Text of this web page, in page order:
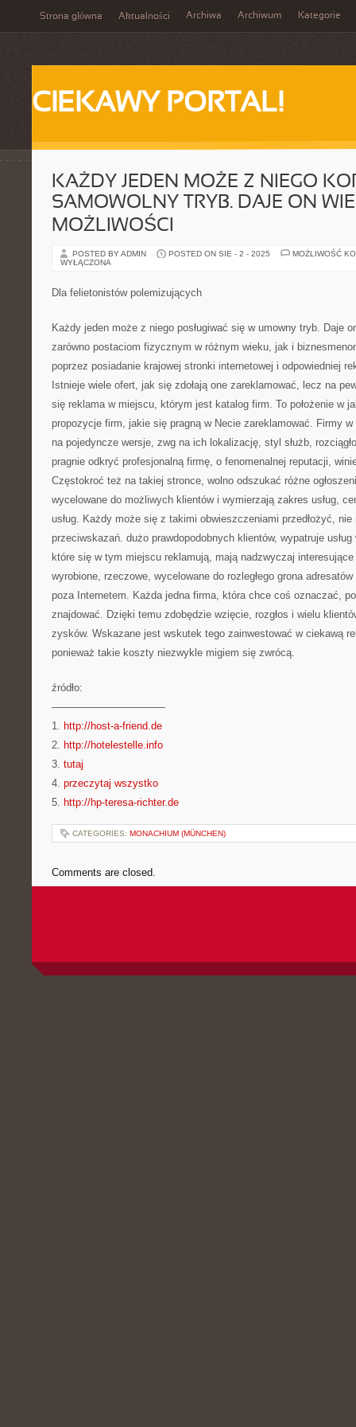
Strona główna Aktualności Archiwa Archiwum Kategorie
CIEKAWY PORTAL!
KAŻDY JEDEN MOŻE Z NIEGO
SAMOWOLNY TRYB. DAJE ON
MOŻLIWOŚCI
POSTED BY ADMIN POSTED ON SIE - 2 - 2025
MOŻLIWOŚĆ
WYŁĄCZONA
Dla felietonistów polemizujących
Każdy jeden może z niego posługiwać się w umowny tryb. Daje
zarówno postaciom fizycznym w różnym wieku, jak i
poprzez posiadanie krajowej stronki internetowej i odpowiedniej
Istnieje wiele ofert, jak się zdołają one zareklamować, lecz na
się reklama w miejscu, którym jest katalog firm. To położenie w
propozycje firm, jakie się pragną w Necie zareklamować. Firmy w
na pojedyncze wersje, zwg na ich lokalizację, styl służb,
pragnie odkryć profesjonalną firmę, o fenomenalnej reputacji,
Częstokroć też na takiej stronce, wolno odszukać różne
wycelowane do możliwych klientów i wymierzają zakres usług,
usług. Każdy może się z takimi obwieszczeniami przedłożyć,
przeciwskazań. dużo prawdopodobnych klientów, wypatruje
które się w tym miejscu reklamują, mają nadzwyczaj interesujące
wyrobione, rzeczowe, wycelowane do rozległego grona
poza Internetem. Każda jedna firma, która chce coś oznaczać,
znajdować. Dzięki temu zdobędzie wzięcie, rozgłos i wielu
zysków. Wskazane jest wskutek tego zainwestować w ciekawą
ponieważ takie koszty niezwykle migiem się zwrócą.
źródło:
———————————
1. http://host-a-friend.de
2. http://hotelestelle.info
3. tutaj
4. przeczytaj wszystko
5. http://hp-teresa-richter.de
CATEGORIES: MONACHIUM (MÜNCHEN)
Comments are closed.